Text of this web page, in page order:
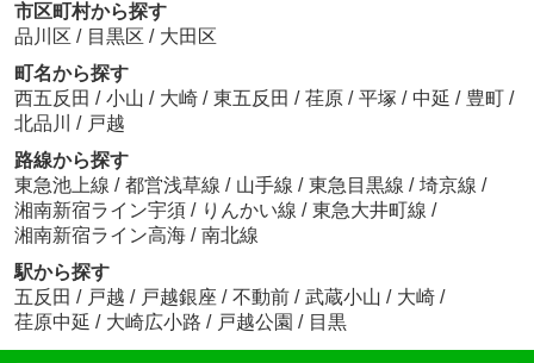
市区町村から探す
品川区 / 目黒区 / 大田区
町名から探す
西五反田 / 小山 / 大崎 / 東五反田 / 荏原 / 平塚 / 中延 / 豊町 /
北品川 / 戸越
路線から探す
東急池上線 / 都営浅草線 / 山手線 / 東急目黒線 / 埼京線 /
湘南新宿ライン宇須 / りんかい線 / 東急大井町線 /
湘南新宿ライン高海 / 南北線
駅から探す
五反田 / 戸越 / 戸越銀座 / 不動前 / 武蔵小山 / 大崎 /
荏原中延 / 大崎広小路 / 戸越公園 / 目黒